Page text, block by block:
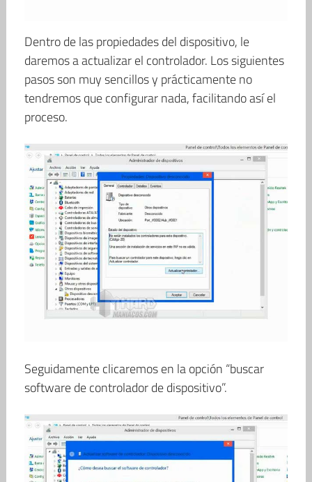
Dentro de las propiedades del dispositivo, le
daremos a actualizar el controlador. Los siguientes
pasos son muy sencillos y prácticamente no
tendremos que configurar nada, facilitando así el
proceso.
Seguidamente clicaremos en la opción “buscar
software de controlador de dispositivo”.